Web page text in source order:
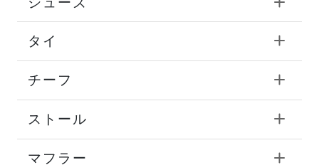
タイ
チーフ
ストール
マフラー